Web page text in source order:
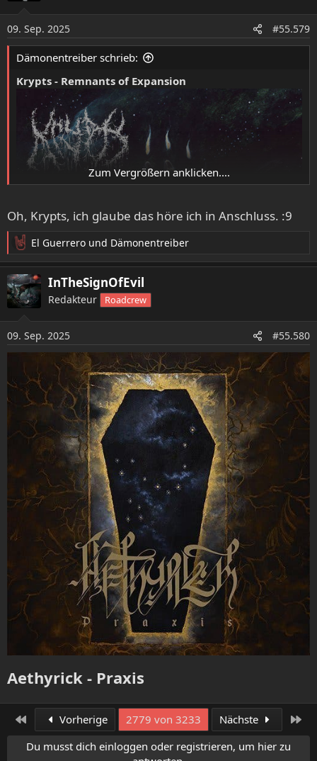
n
e
n
09. Sep. 2025 #55.579
Dämonentreiber schrieb:
Krypts - Remnants of Expansion
Zum Vergrößern anklicken....
Oh, Krypts, ich glaube das höre ich in Anschluss. :9
R
e
a
k
t
n
e
:
El Guerrero und Dämonentreiber
InTheSignOfEvil
Redakteur Roadcrew
09. Sep. 2025 #55.580
Aethyrick - Praxis​
Erste Vorherige 2779 von 3233 Nächste
Du musst dich einloggen oder registrieren, um hier zu